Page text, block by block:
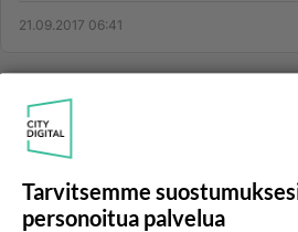
21.09.2017 06:41
KÖYHIEN ASIALLA
Onko Sauli
Koko ksnsan presidentti, myös
tuilla elävien?...
Tarvitsemme
personoitua palvelua